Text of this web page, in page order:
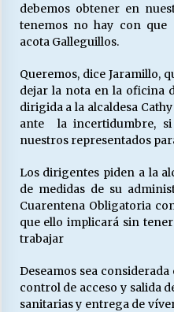
debemos obtener en
tenemos no hay con que
acota Galleguillos.
Queremos, dice Jaramillo,
dejar la nota en la oficina
dirigida a la alcaldesa
ante la incertidumbre,
nuestros representados
Los dirigentes piden a la
de medidas de su
Cuarentena Obligatoria
que ello implicará sin
trabajar
Deseamos sea
control de acceso y salida
sanitarias y entrega de